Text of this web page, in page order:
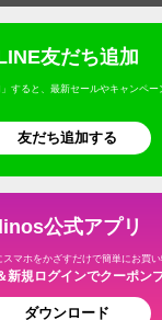
友だち追加
すると、最新セールやキャンペー
友だち追加する
公式アプリ
スマホをかざすだけで簡単にお買い
新規ログインでクーポン
ダウンロード